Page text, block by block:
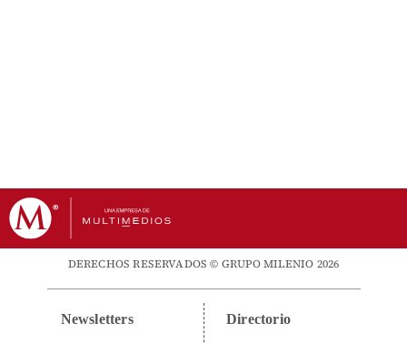
DERECHOS RESERVADOS © GRUPO MILENIO 2026
Newsletters Directorio